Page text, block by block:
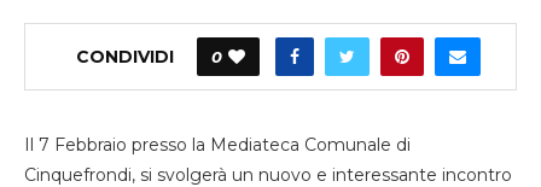
CONDIVIDI 0
Il 7 Febbraio presso la Mediateca Comunale di
Cinquefrondi, si svolgerà un nuovo e interessante incontro